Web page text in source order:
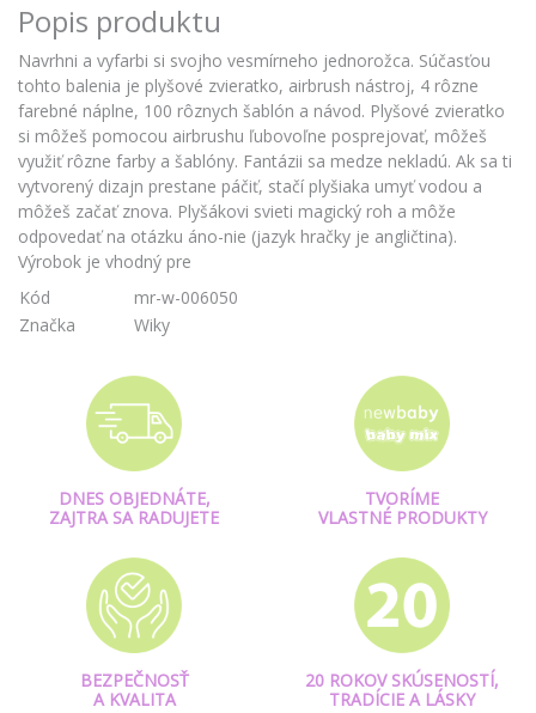
Popis produktu
Navrhni a vyfarbi si svojho vesmírneho jednorožca. Súčasťou
tohto balenia je plyšové zvieratko, airbrush nástroj, 4 rôzne
farebné náplne, 100 rôznych šablón a návod. Plyšové zvieratko
si môžeš pomocou airbrushu ľubovoľne posprejovať, môžeš
využiť rôzne farby a šablóny. Fantázii sa medze nekladú. Ak sa ti
vytvorený dizajn prestane páčiť, stačí plyšiaka umyť vodou a
môžeš začať znova. Plyšákovi svieti magický roh a môže
odpovedať na otázku áno-nie (jazyk hračky je angličtina).
Výrobok je vhodný pre
Kód
mr-w-006050
Značka
Wiky
DNES OBJEDNÁTE,
ZAJTRA SA RADUJETE
TVORÍME
VLASTNÉ PRODUKTY
BEZPEČNOSŤ
A KVALITA
20 ROKOV SKÚSENOSTÍ,
TRADÍCIE A LÁSKY